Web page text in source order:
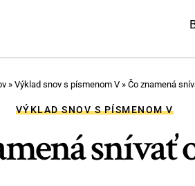
» Výklad snov s písmenom V» Čo znamená
VÝKLAD SNOV S PÍSMENOM V
snívať